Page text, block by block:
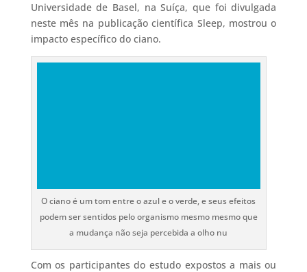
Universidade de Basel, na Suíça, que foi divulgada
neste mês na publicação científica Sleep, mostrou o
impacto específico do ciano.
O ciano é um tom entre o azul e o verde, e seus efeitos
podem ser sentidos pelo organismo mesmo mesmo que
a mudança não seja percebida a olho nu
Com os participantes do estudo expostos a mais ou